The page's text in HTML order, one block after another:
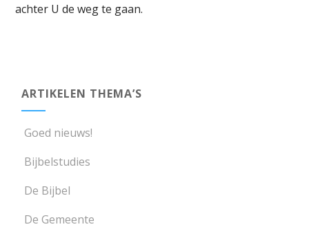
achter U de weg te gaan.
ARTIKELEN THEMA’S
Goed nieuws!
Bijbelstudies
De Bijbel
De Gemeente